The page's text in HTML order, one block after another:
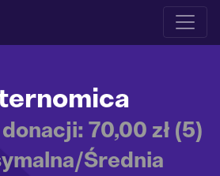
70,00 zł (5)
Średnia